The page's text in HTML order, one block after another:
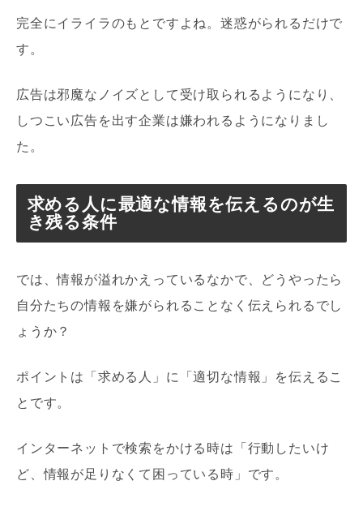
完全にイライラのもとですよね。迷惑がられるだけで
す。
広告は邪魔なノイズとして受け取られるようになり、
しつこい広告を出す企業は嫌われるようになりまし
た。
求める人に最適な情報を伝えるのが生
き残る条件
では、情報が溢れかえっているなかで、どうやったら
自分たちの情報を嫌がられることなく伝えられるでし
ょうか？
ポイントは「求める人」に「適切な情報」を伝えるこ
とです。
インターネットで検索をかける時は「行動したいけ
ど、情報が足りなくて困っている時」です。